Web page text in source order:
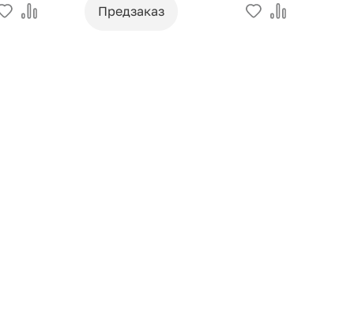
Предзаказ